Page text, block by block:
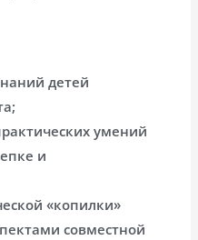
детей
умений
и
«копилки»
совместной